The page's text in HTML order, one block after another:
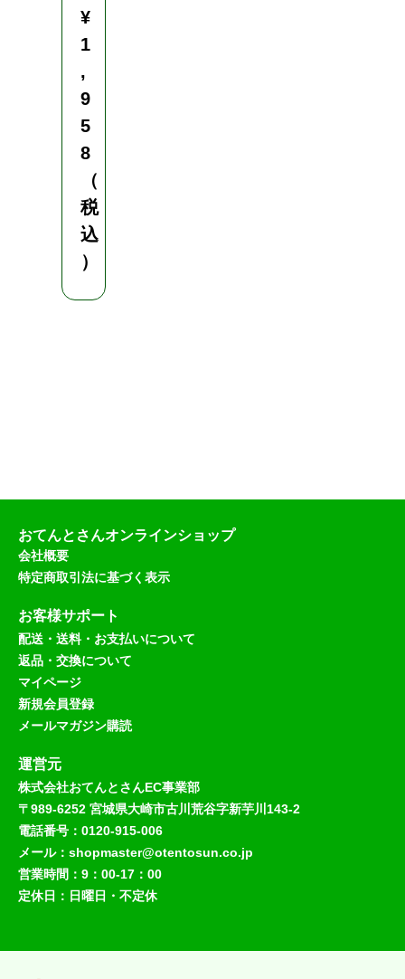
¥
1
,
9
5
8
（
税
込
）
おてんとさんオンラインショップ
会社概要
特定商取引法に基づく表示
お客様サポート
配送・送料・お支払いについて
返品・交換について
マイページ
新規会員登録
メールマガジン購読
運営元
株式会社おてんとさんEC事業部
〒989-6252 宮城県大崎市古川荒谷字新芋川143-2
電話番号：0120-915-006
メール：shopmaster@otentosun.co.jp
営業時間：9：00-17：00
定休日：日曜日・不定休